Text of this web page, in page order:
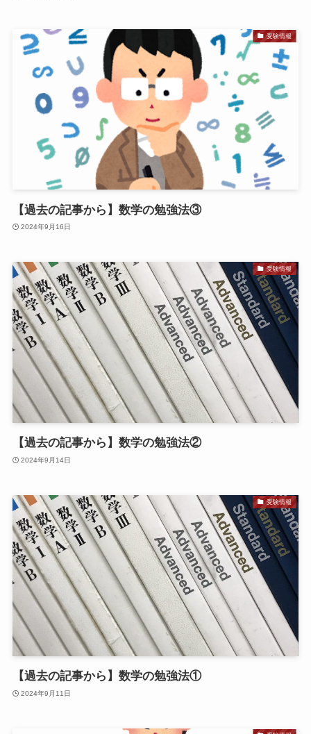
受験情報
【過去の記事から】数学の勉強法③
2024年9月16日
受験情報
【過去の記事から】数学の勉強法②
2024年9月14日
受験情報
【過去の記事から】数学の勉強法①
2024年9月11日